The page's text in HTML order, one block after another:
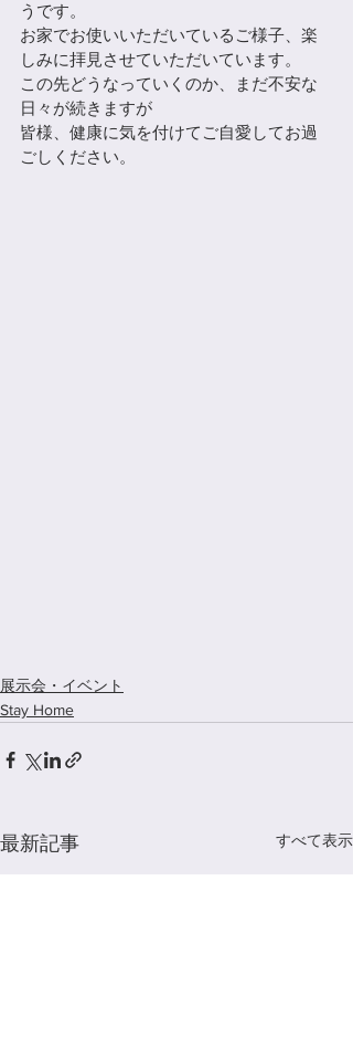
うです。
お家でお使いいただいているご様子、楽
しみに拝見させていただいています。
この先どうなっていくのか、まだ不安な
日々が続きますが
皆様、健康に気を付けてご自愛してお過
ごしください。
展示会・イベント
Stay Home
最新記事 すべて表示